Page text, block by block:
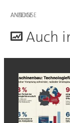
ANZEIGE
Auch